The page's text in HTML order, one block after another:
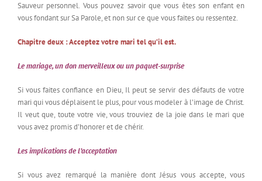
Sauveur personnel. Vous pouvez savoir que vous êtes son enfant en
vous fondant sur Sa Parole, et non sur ce que vous faites ou ressentez.
Chapitre deux : Acceptez votre mari tel qu’il est.
Le mariage, un don merveilleux ou un paquet-surprise
Si vous faites confiance en Dieu, Il peut se servir des défauts de votre
mari qui vous déplaisent le plus, pour vous modeler à l’image de Christ.
Il veut que, toute votre vie, vous trouviez de la joie dans le mari que
vous avez promis d’honorer et de chérir.
Les implications de l’acceptation
Si vous avez remarqué la manière dont Jésus vous accepte, vous